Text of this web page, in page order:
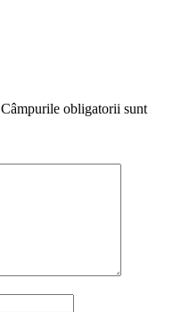
Câmpurile obligatorii sunt